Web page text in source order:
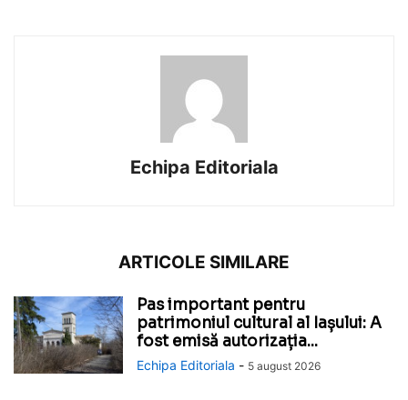
Echipa Editoriala
ARTICOLE SIMILARE
Pas important pentru
patrimoniul cultural al Iașului: A
fost emisă autorizația...
Echipa Editoriala - 5 august 2026